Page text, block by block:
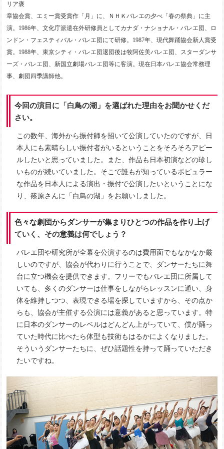
リア褒
章協会賞、エミー賞受賞作「月」に、ＮＨＫバレエの夕べ「春の祭典」に主
演。1986年、文化庁派遣在外研修員としてカナダ・ナショナル・バレエ団、ロ
ンドン・フェスティバル・バレエ団にて研修。1987年、現代舞踊協会新人賞受
賞。1988年、東京シティ・バレエ団退団後は牧阿佐美バレエ団、スターダンサ
ーズ・バレエ団、新国立劇場バレエ団等に客演。現在日本バレエ協会常務理
事、劇団四季講師他。
今回の演目に「白鳥の湖」を選ばれた理由をお聞かせくだ
さい。
この数年、海外から振付師を招いて公演していたのですが、日
本人にも素晴らしい振付者がいるということをそろそろアピー
ルしたいと思っていました。また、作品も日本初演などの珍し
いものが続いていました。そこで誰もが知っているポピュラー
な作品を日本人による演出・振付で公演したいということにな
り、篠原さんに「白鳥の湖」をお願いしました。
色々な劇団からダンサーが集まりひとつの作品を作り上げ
ていく、その意義は何でしょう？
バレエ団や研究所が全幕を公演するのは費用面でもなかなか厳
しいのですが、協会が代わりに行うことで、ダンサーたちに舞
台に立つ機会を提供できます。フリーでもバレエ団に所属して
いても、多くのダンサーは仕事をしながらレッスンに通い、身
体を維持しつつ、表現できる場を探していますから、その点か
らも、協会が主催する公演には意義があると思っています。特
に日本のダンサーのレベルはどんどん上がっていて、僕が踊っ
ていた時代に比べたら体型も技術もはるかによくなりました。
そういうダンサーたちに、ぜひ話題性を持って踊っていただき
たいですね。